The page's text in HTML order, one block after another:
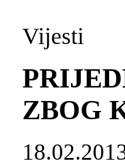
Vijesti
ZBOG